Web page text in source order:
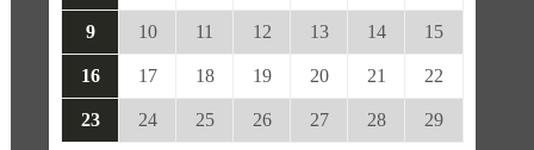
9 10 11 12 13 14 15
16 17 18 19 20 21 22
23 24 25 26 27 28 29